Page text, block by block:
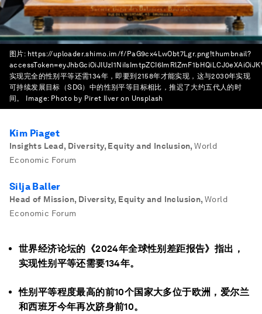
图片: https://uploader.shimo.im/f/PaG9cx4LwObt7Lgr.png!thumbnail?
实现完全的性别平等还需134年，即要到2158年才能实现，这与2030年实现
可持续发展目标（SDG）中的性别平等目标相比，推迟了大约五代人的时
间。
Image: Photo by Piret Ilver on Unsplash
Kim Piaget
Insights Lead, Diversity, Equity and Inclusion, World
Economic Forum
Silja Baller
Head of Mission, Diversity, Equity and Inclusion, World
Economic Forum
世界经济论坛的《2024年全球性别差距报告》指出，
实现性别平等还需要134年。
性别平等程度最高的前10个国家大多位于欧洲，爱尔兰
和西班牙今年再次跻身前10。